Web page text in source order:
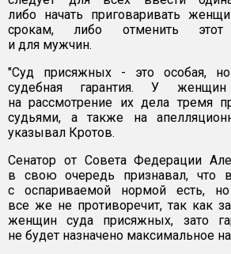
либо начать приговаривать
срокам, либо отменить
и для мужчин.
"Суд присяжных - это особая,
судебная гарантия. У женщин
на рассмотрение их дела тремя
судьями, а также на
указывал Кротов.
Сенатор от Совета Федерации
в свою очередь признавал, что
с оспариваемой нормой есть,
все же не противоречит, так как
женщин суда присяжных, зато
не будет назначено максимальное